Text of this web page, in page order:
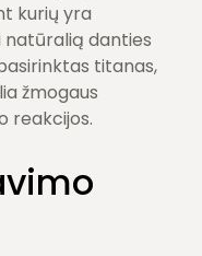
kurių yra
danties
titanas,
žmogaus
reakcijos.